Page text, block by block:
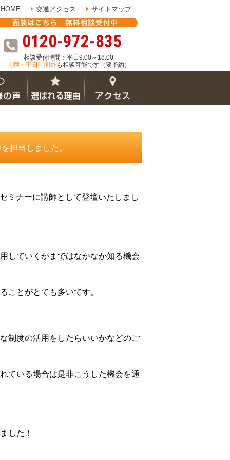
HOME 交通アクセス サイトマップ
0120-972-835
相談受付時間：平日9:00～18:00
土曜・平日時間外も相談可能です（要予約）
担当しました。
ミナーに講師として登壇いたしまし
していくかまではなかなか知る機会
ことがとても多いです。
制度の活用をしたらいいかなどのご
ている場合は是非こうした機会を通
した！